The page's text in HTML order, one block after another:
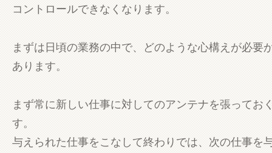
コントロールできなくなります。
まずは日頃の業務の中で、どのような心構えが必要
あります。
まず常に新しい仕事に対してのアンテナを張ってお
す。
与えられた仕事をこなして終わりでは、次の仕事を